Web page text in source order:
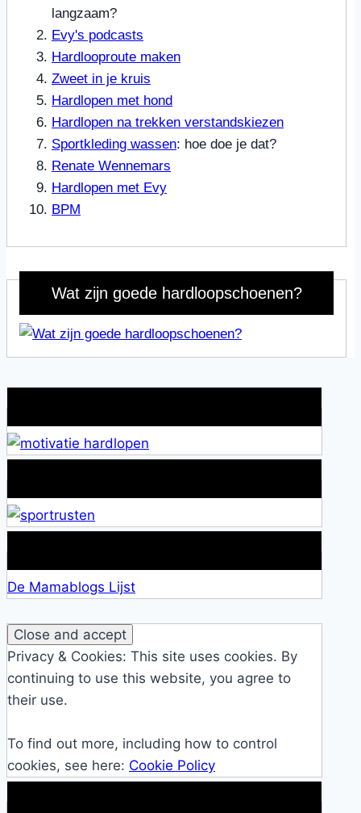
langzaam?
Evy's podcasts
Hardlooproute maken
Zweet in je kruis
Hardlopen met hond
Hardlopen na trekken verstandskiezen
Sportkleding wassen: hoe doe je dat?
Renate Wennemars
Hardlopen met Evy
BPM
Wat zijn goede hardloopschoenen?
De Mamablogs Lijst
Privacy & Cookies: This site uses cookies. By
continuing to use this website, you agree to
their use.
To find out more, including how to control
cookies, see here: Cookie Policy